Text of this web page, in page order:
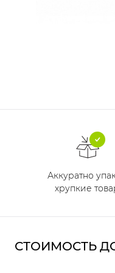
Аккуратно
хрупкие
СТОИМОСТЬ